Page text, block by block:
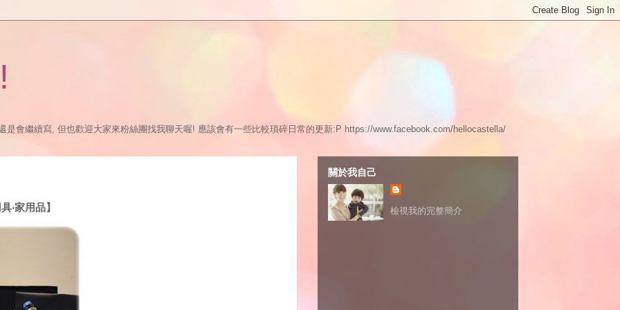
是會繼續寫, 但也歡迎大家來粉絲團找我聊天喔! 應該會有一些比較瑣碎日常的更新:P https://www.facebook.com/hellocastella/
‧家用品】
關於我自己
檢視我的完整簡介